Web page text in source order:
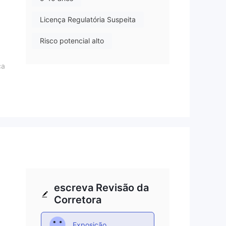
Licença Regulatória Suspeita
Risco potencial alto
escreva Revisão da
Corretora